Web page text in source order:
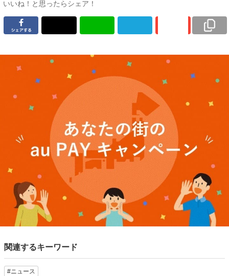
いいね！と思ったらシェア！
関連するキーワード
#ニュース